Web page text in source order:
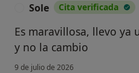
Sole Cita verificada
Es maravillosa, llevo ya
y no la cambio
9 de julio de 2026